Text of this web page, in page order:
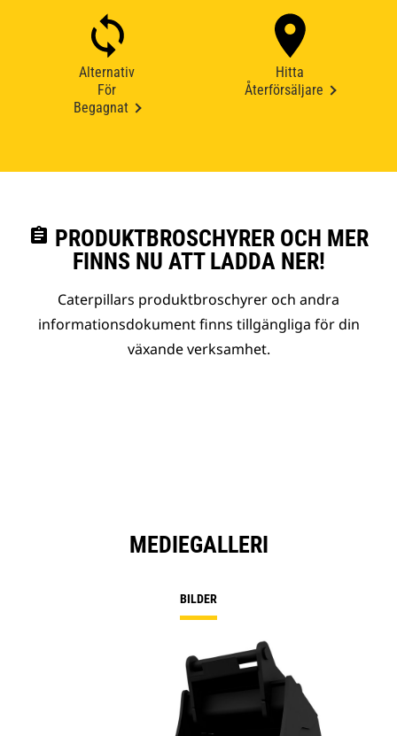
Alternativ
För
Begagnat
Hitta
Återförsäljare
assignment PRODUKTBROSCHYRER OCH MER
FINNS NU ATT LADDA NER!
Caterpillars produktbroschyrer och andra
informationsdokument finns tillgängliga för din
växande verksamhet.
MEDIEGALLERI
BILDER